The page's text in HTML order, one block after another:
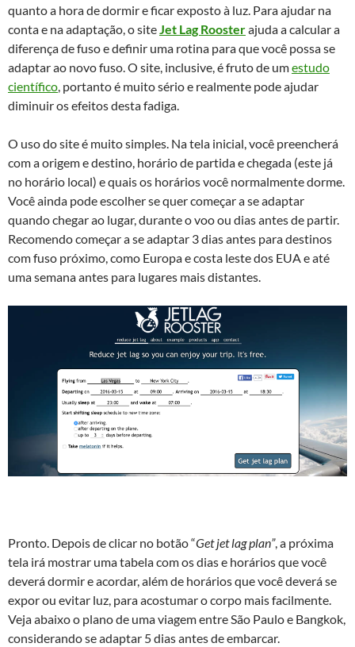
quanto a hora de dormir e ficar exposto à luz. Para ajudar na
conta e na adaptação, o siteJet Lag Roosterajuda a calcular a
diferença de fuso e definir uma rotina para que você possa se
adaptar ao novo fuso. O site, inclusive, é fruto de umestudo
científico, portanto é muito sério e realmente pode ajudar
diminuir os efeitos desta fadiga.
O uso do site é muito simples. Na tela inicial, você preencherá
com a origem e destino, horário de partida e chegada (este já
no horário local) e quais os horários você normalmente dorme.
Você ainda pode escolher se quer começar a se adaptar
quando chegar ao lugar, durante o voo ou dias antes de partir.
Recomendo começar a se adaptar 3 dias antes para destinos
com fuso próximo, como Europa e costa leste dos EUA e até
uma semana antes para lugares mais distantes.
Pronto. Depois de clicar no botão “Get jet lag plan”, a próxima
tela irá mostrar uma tabela com os dias e horários que você
deverá dormir e acordar, além de horários que você deverá se
expor ou evitar luz, para acostumar o corpo mais facilmente.
Veja abaixo o plano de uma viagem entre São Paulo e Bangkok,
considerando se adaptar 5 dias antes de embarcar.